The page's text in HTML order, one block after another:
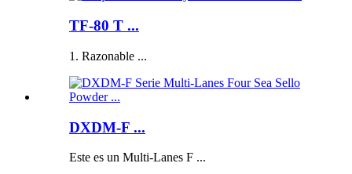
TF-80 T ...
1. Razonable ...
DXDM-F ...
Este es un Multi-Lanes F ...